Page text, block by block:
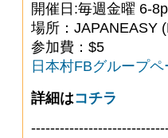
開催日:毎週金曜 6-
場所：JAPANEASY
参加費：$5
日本村FBグループ
詳細はコチラ